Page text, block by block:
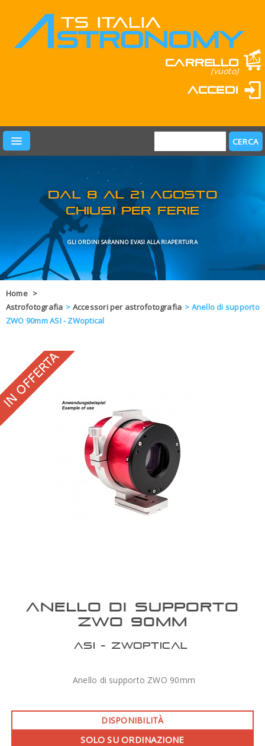
Carrello
(vuoto)
Accedi
PRODOTTI
LEARN & FUN
MARCHI
OFFERTE
BLOG
ENTI E PA
CONTATTI
DAL 8 AL 21
Home >
Astrofotografia > Accessori per astrofotografia > Anello di supporto
ZWO 90mm ASI - ZWoptical
ANELLO DI SUPPORTO
ZWO 90MM
ASI - ZWOPTICAL
Anello di supporto ZWO 90mm
DISPONIBILITÀ
SOLO SU ORDINAZIONE